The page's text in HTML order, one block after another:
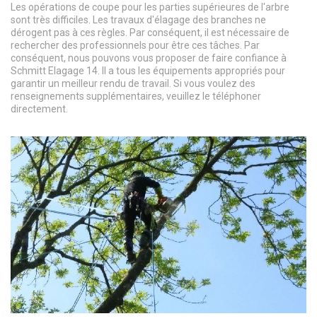
Les opérations de coupe pour les parties supérieures de l'arbre
sont très difficiles. Les travaux d'élagage des branches ne
dérogent pas à ces règles. Par conséquent, il est nécessaire de
rechercher des professionnels pour être ces tâches. Par
conséquent, nous pouvons vous proposer de faire confiance à
Schmitt Elagage 14. Il a tous les équipements appropriés pour
garantir un meilleur rendu de travail. Si vous voulez des
renseignements supplémentaires, veuillez le téléphoner
directement.